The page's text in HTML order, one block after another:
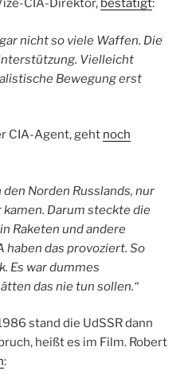
CIA-Direktor, bestätigt:
nicht so viele Waffen. Die
Vielleicht
Bewegung erst
CIA-Agent, geht noch
Norden Russlands, nur
Darum steckte die
Raketen und andere
haben das provoziert. So
Es war dummes
das nie tun sollen.“
stand die UdSSR dann
heißt es im Film. Robert
: